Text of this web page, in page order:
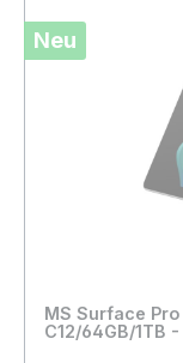
Kamera vorne,
Wi-Fi 7,
Neu
MS Surface
C12/64GB/1TB